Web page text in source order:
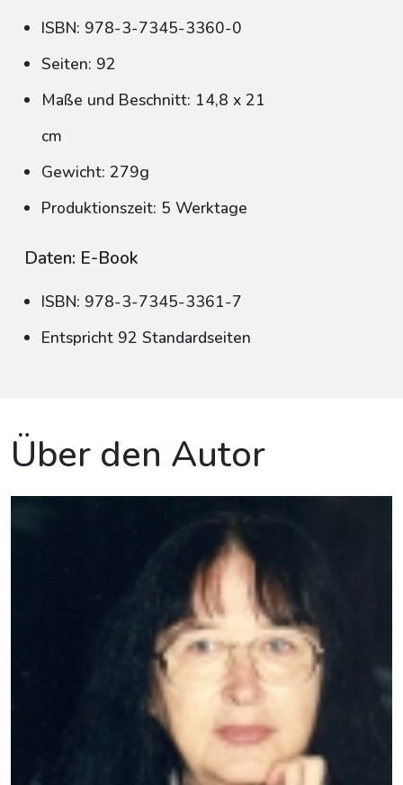
ISBN: 978-3-7345-3360-0
Seiten: 92
Maße und Beschnitt: 14,8 x 21
cm
Gewicht: 279g
Produktionszeit: 5 Werktage
Daten: E-Book
ISBN: 978-3-7345-3361-7
Entspricht 92 Standardseiten
Über den Autor